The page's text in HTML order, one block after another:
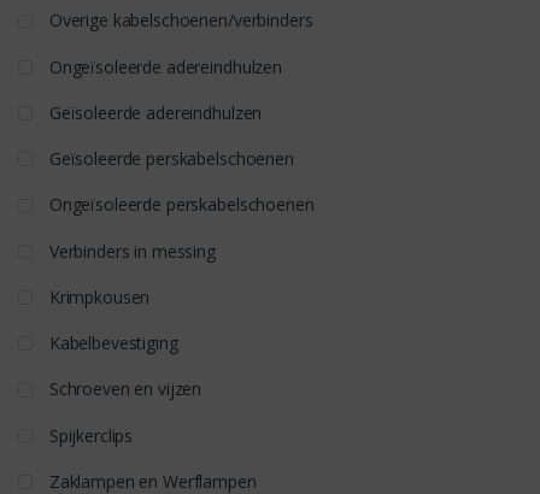
Overige kabelschoenen/verbinders
Ongeïsoleerde adereindhulzen
Geïsoleerde adereindhulzen
Geïsoleerde perskabelschoenen
Ongeïsoleerde perskabelschoenen
Verbinders in messing
Krimpkousen
Kabelbevestiging
Schroeven en vijzen
Spijkerclips
Zaklampen en Werflampen